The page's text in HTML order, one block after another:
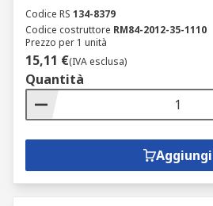
Codice RS 134-8379
Codice costruttore RM84-2012-35-1110
Prezzo per 1 unità
15,11 €(IVA esclusa)
Quantità
Aggiungi